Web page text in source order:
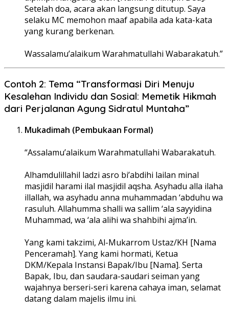
Setelah doa, acara akan langsung ditutup. Saya
selaku MC memohon maaf apabila ada kata-kata
yang kurang berkenan.
Wassalamu’alaikum Warahmatullahi Wabarakatuh.”
Contoh 2: Tema “Transformasi Diri Menuju
Kesalehan Individu dan Sosial: Memetik Hikmah
dari Perjalanan Agung Sidratul Muntaha”
Mukadimah (Pembukaan Formal)
“Assalamu’alaikum Warahmatullahi Wabarakatuh.
Alhamdulillahil ladzi asro bi’abdihi lailan minal
masjidil harami ilal masjidil aqsha. Asyhadu alla ilaha
illallah, wa asyhadu anna muhammadan ‘abduhu wa
rasuluh. Allahumma shalli wa sallim ‘ala sayyidina
Muhammad, wa ‘ala alihi wa shahbihi ajma’in.
Yang kami takzimi, Al-Mukarrom Ustaz/KH [Nama
Penceramah]. Yang kami hormati, Ketua
DKM/Kepala Instansi Bapak/Ibu [Nama]. Serta
Bapak, Ibu, dan saudara-saudari seiman yang
wajahnya berseri-seri karena cahaya iman, selamat
datang dalam majelis ilmu ini.